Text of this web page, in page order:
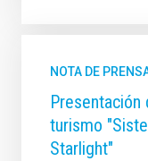
NOTA DE
Presentación
turismo
Starlight"